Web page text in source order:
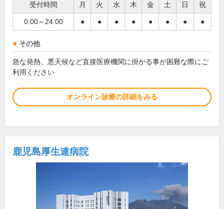
受付時間 月 火 水 木 金 土 日 祝
0:00～24:00 ● ● ● ● ● ● ● ●
その他
急な発熱、悪天候など直接医療機関に掛かる事が困難な際にご
利用ください
オンライン診療の詳細をみる
鹿児島厚生連病院